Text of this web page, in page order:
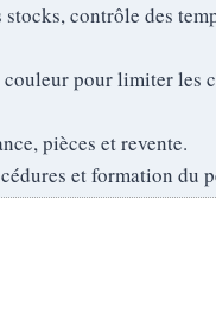
contrôle des
pour limiter les
pièces et revente.
et formation du